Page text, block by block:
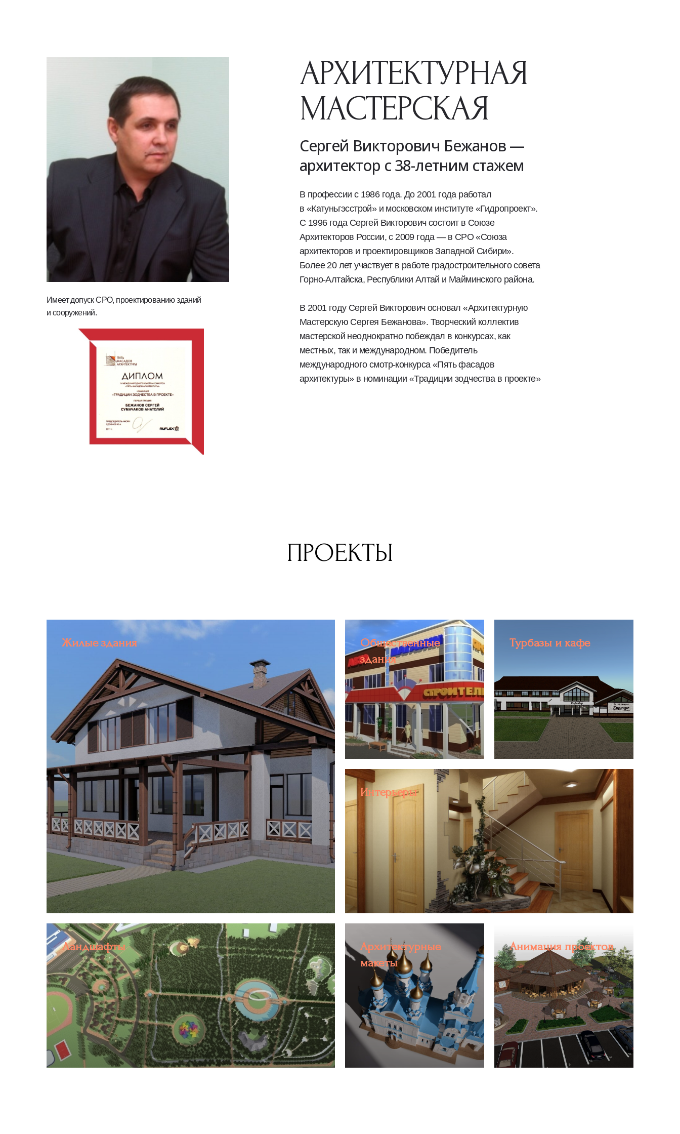
АРХИТЕКТУРНАЯ
МАСТЕРСКАЯ
Сергей Викторович Бежанов —
архитектор с 38-летним стажем
В профессии с 1986 года. До 2001 года работал
в «Катуньгэсстрой» и московском институте «Гидропроект».
С 1996 года Сергей Викторович состоит в Союзе
Архитекторов России, с 2009 года — в СРО «Союза
архитекторов и проектировщиков Западной Сибири».
Более 20 лет участвует в работе градостроительного совета
Горно-Алтайска, Республики Алтай и Майминского района.
В 2001 году Сергей Викторович основал «Архитектурную
Мастерскую Сергея Бежанова». Творческий коллектив
мастерской неоднократно побеждал в конкурсах, как
местных, так и международном. Победитель
международного смотр-конкурса «Пять фасадов
архитектуры» в номинации «Традиции зодчества в проекте»
Имеет допуск СРО, проектированию зданий
и сооружений.
ПРОЕКТЫ
Жилые здания
Общественные
здания
Турбазы и кафе
Интерьеры
Ландшафты
Архитектурные
макеты
Анимация проектов